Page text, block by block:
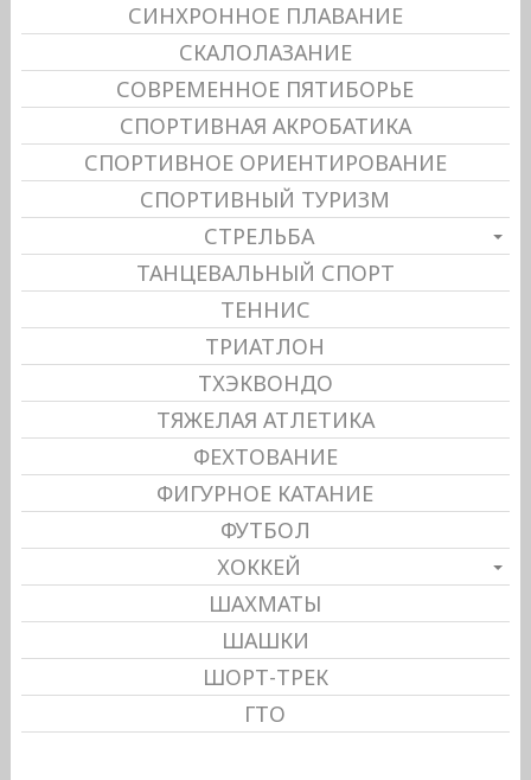
СИНХРОННОЕ ПЛАВАНИЕ
СКАЛОЛАЗАНИЕ
СОВРЕМЕННОЕ ПЯТИБОРЬЕ
СПОРТИВНАЯ АКРОБАТИКА
СПОРТИВНОЕ ОРИЕНТИРОВАНИЕ
СПОРТИВНЫЙ ТУРИЗМ
СТРЕЛЬБА
ТАНЦЕВАЛЬНЫЙ СПОРТ
ТЕННИС
ТРИАТЛОН
ТХЭКВОНДО
ТЯЖЕЛАЯ АТЛЕТИКА
ФЕХТОВАНИЕ
ФИГУРНОЕ КАТАНИЕ
ФУТБОЛ
ХОККЕЙ
ШАХМАТЫ
ШАШКИ
ШОРТ-ТРЕК
ГТО